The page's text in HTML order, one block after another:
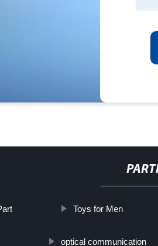
Toys for Men
optical communication